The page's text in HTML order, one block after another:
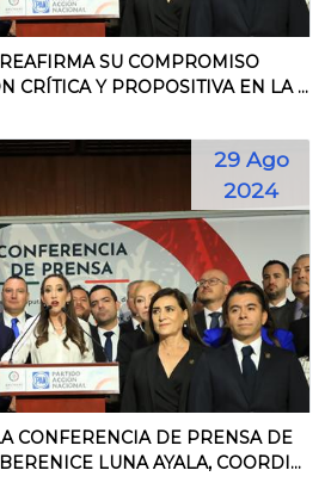
SU COMPROMISO
CRÍTICA Y PROPOSITIVA EN LA ...
29 Ago
2024
CONFERENCIA DE PRENSA DE
LUNA AYALA, COORDI...